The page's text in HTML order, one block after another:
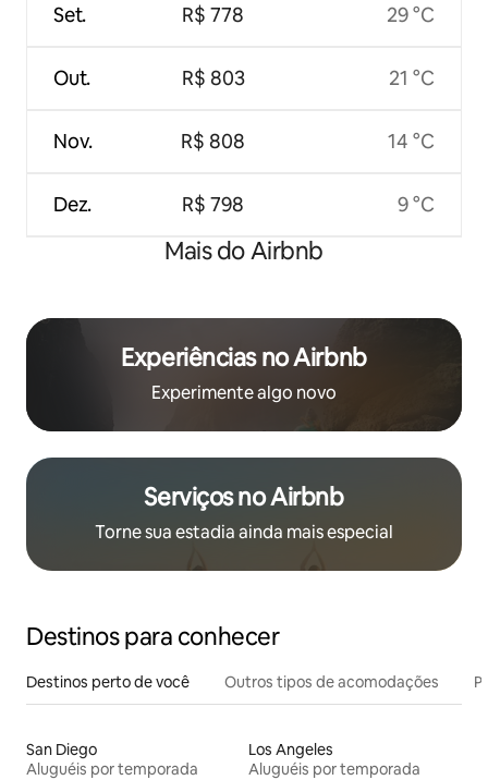
Set.
Out.
Nov.
Dez.
R$ 778
R$ 803
R$ 808
R$ 798
29 °C
21 °C
14 °C
9 °C
Mais do Airbnb
Experiências no Airbnb
Experimente algo novo
Serviços no Airbnb
Torne sua estadia ainda mais especial
Destinos para conhecer
Destinos perto de você Outros tipos de acomodações
San Diego
Aluguéis por temporada
Los Angeles
Aluguéis por temporada